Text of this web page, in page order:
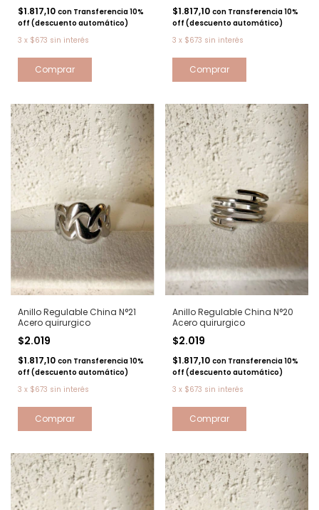
$1.817,10 con Transferencia 10%
off (descuento automático)
3 x $673 sin interés
$1.817,10 con Transferencia 10%
off (descuento automático)
3 x $673 sin interés
Anillo Regulable China N°21
Acero quirurgico
$2.019
$1.817,10 con Transferencia 10%
off (descuento automático)
3 x $673 sin interés
Anillo Regulable China N°20
Acero quirurgico
$2.019
$1.817,10 con Transferencia 10%
off (descuento automático)
3 x $673 sin interés